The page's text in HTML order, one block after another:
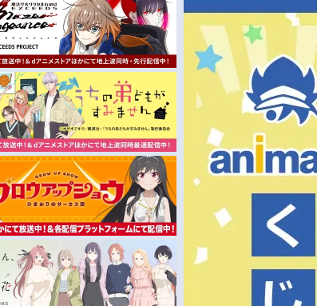
トレンド 無料マンガ
秋アニメ
冬アニメ